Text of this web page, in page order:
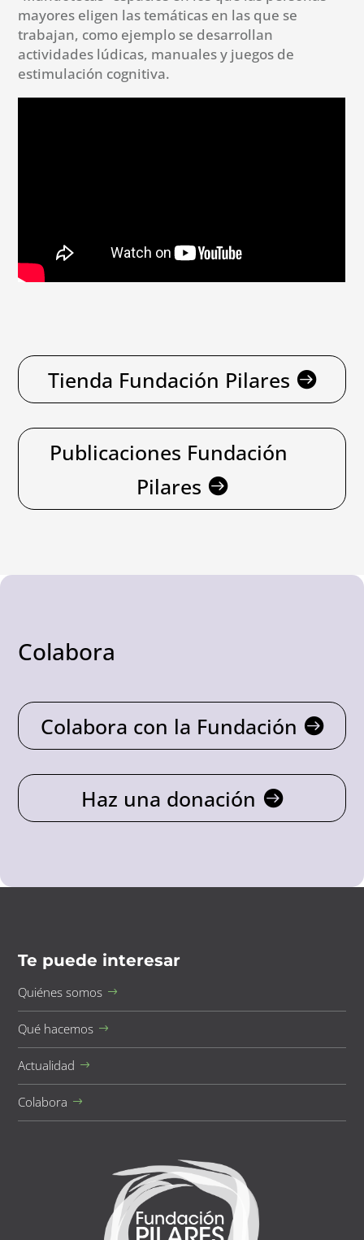
mayores eligen las temáticas en las que se
trabajan, como ejemplo se desarrollan
actividades lúdicas, manuales y juegos de
estimulación cognitiva.
Tienda Fundación Pilares
Publicaciones Fundación
Pilares
Colabora
Colabora con la Fundación
Haz una donación
Te puede interesar
Quiénes somos
Qué hacemos
Actualidad
Colabora